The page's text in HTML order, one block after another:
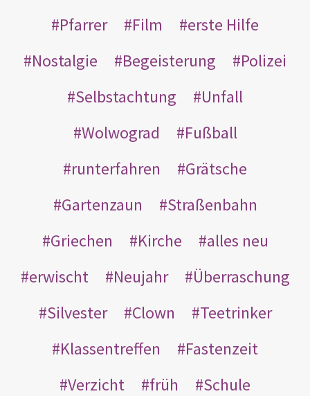
Pfarrer
Film
erste Hilfe
Nostalgie
Begeisterung
Polizei
Selbstachtung
Unfall
Wolwograd
Fußball
runterfahren
Grätsche
Gartenzaun
Straßenbahn
Griechen
Kirche
alles neu
erwischt
Neujahr
Überraschung
Silvester
Clown
Teetrinker
Klassentreffen
Fastenzeit
Verzicht
früh
Schule